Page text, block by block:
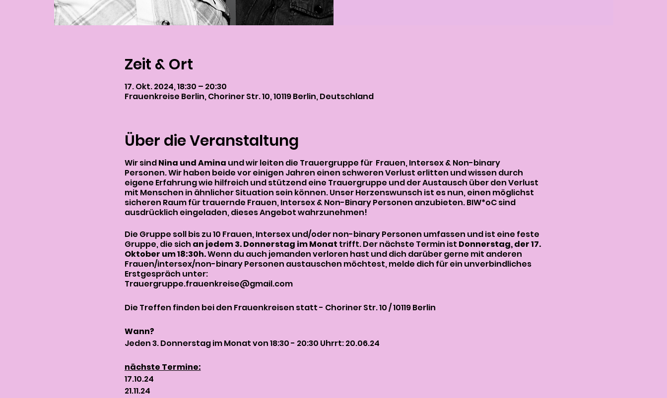
Zeit & Ort
17. Okt. 2024, 18:30 – 20:30
Frauenkreise Berlin, Choriner Str. 10, 10119 Berlin, Deutschland
Über die Veranstaltung
Wir sindNina und Amina und wir leiten die Trauergruppe für Frauen, Intersex & Non-binary
Personen. Wir haben beide vor einigen Jahren einen schweren Verlust erlitten und wissen durch
eigene Erfahrung wie hilfreich und stützend eine Trauergruppe und der Austausch über den Verlust
mit Menschen in ähnlicher Situation sein können. Unser Herzenswunsch ist es nun, einen möglichst
sicheren Raum für trauernde Frauen, Intersex & Non-Binary Personen anzubieten. BIW*oC sind
ausdrücklich eingeladen, dieses Angebot wahrzunehmen!
Die Gruppe soll bis zu 10 Frauen, Intersex und/oder non-binary Personen umfassen und ist eine feste
Gruppe, die sich an jedem 3. Donnerstag im Monat trifft. Der nächste Termin ist Donnerstag, der 17.
Oktober um 18:30h.Wenn du auch jemanden verloren hast und dich darüber gerne mit anderen
Frauen/intersex/non-binary Personen austauschen möchtest, melde dich für ein unverbindliches
Erstgespräch unter:
Trauergruppe.frauenkreise@gmail.com
Die Treffen finden bei den Frauenkreisen statt - Choriner Str. 10 / 10119 Berlin
Wann?
Jeden 3. Donnerstag im Monat von 18:30 - 20:30 Uhrrt: 20.06.24
nächste Termine:
17.10.24
21.11.24